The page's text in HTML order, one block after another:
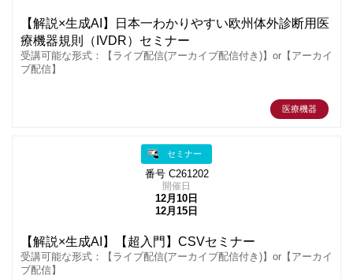
【解説×生成AI】日本一わかりやすい欧州体外診断用医
療機器規則（IVDR）セミナー
受講可能な形式：【ライブ配信(アーカイブ配信付き)】or【アーカイ
ブ配信】
医療機器
セミナー
番号 C261202
開催日
12月10日
12月15日
【解説×生成AI】【超入門】CSVセミナー
受講可能な形式：【ライブ配信(アーカイブ配信付き)】or【アーカイ
ブ配信】